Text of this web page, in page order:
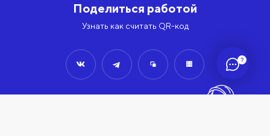
?
Поделиться работой
Узнать как считать QR-код